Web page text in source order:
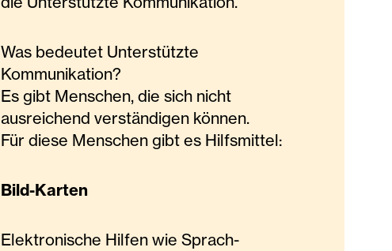
Was bedeutet Unterstützte
Kommunikation?
Es gibt Menschen, die sich nicht
ausreichend verständigen können.
Für diese Menschen gibt es Hilfsmittel:
Bild-Karten
Elektronische Hilfen wie Sprach-